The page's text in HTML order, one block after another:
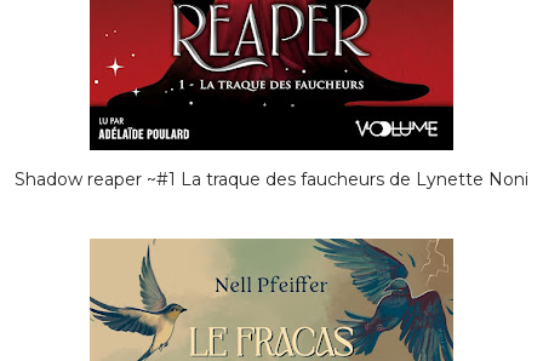
Shadow reaper ~#1 La traque des faucheurs de Lynette Noni